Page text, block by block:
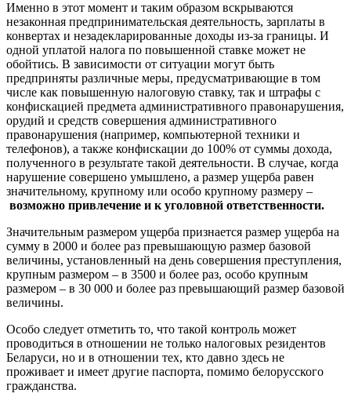
Именно в этот момент и таким образом вскрываются
незаконная предпринимательская деятельность, зарплаты в
конвертах и незадекларированные доходы из-за границы. И
одной уплатой налога по повышенной ставке может не
обойтись. В зависимости от ситуации могут быть
предприняты различные меры, предусматривающие в том
числе как повышенную налоговую ставку, так и штрафы с
конфискацией предмета административного правонарушения,
орудий и средств совершения административного
правонарушения (например, компьютерной техники и
телефонов), а также конфискации до 100% от суммы дохода,
полученного в результате такой деятельности. В случае, когда
нарушение совершено умышлено, а размер ущерба равен
значительному, крупному или особо крупному размеру –
возможно привлечение и к уголовной ответственности.
Значительным размером ущерба признается размер ущерба на
сумму в 2000 и более раз превышающую размер базовой
величины, установленный на день совершения преступления,
крупным размером – в 3500 и более раз, особо крупным
размером – в 30 000 и более раз превышающий размер базовой
величины.
Особо следует отметить то, что такой контроль может
проводиться в отношении не только налоговых резидентов
Беларуси, но и в отношении тех, кто давно здесь не
проживает и имеет другие паспорта, помимо белорусского
гражданства.